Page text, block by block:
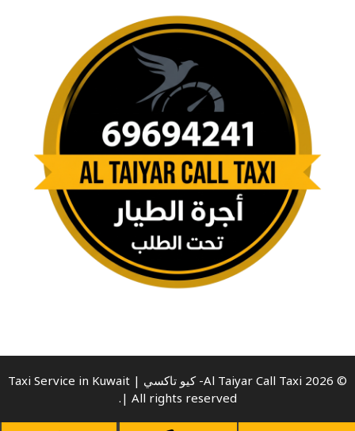
© 2026 Al Taiyar Call Taxi- كيو تاكسي | Taxi Service in Kuwait
| All rights reserved.